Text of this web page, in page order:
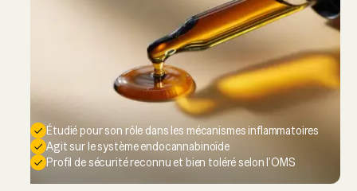
Étudié pour son rôle dans les mécanismes inflammatoires
Agit sur le système endocannabinoïde
Profil de sécurité reconnu et bien toléré selon l’OMS